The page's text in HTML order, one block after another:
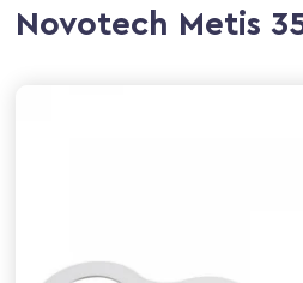
Novotech Metis